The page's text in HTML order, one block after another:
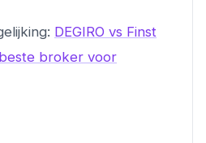
DEGIRO vs Finst
broker voor